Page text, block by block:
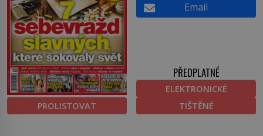
PROLISTOVAT
Email
PŘEDPLATNÉ
ELEKTRONICKÉ
TIŠTĚNÉ